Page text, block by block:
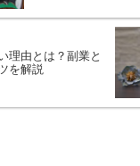
理由とは？副業と
を解説